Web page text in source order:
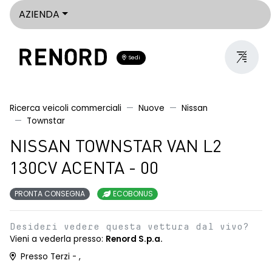
AZIENDA
Sedi
Ricerca veicoli commerciali Nuove
Nissan
Townstar
NISSAN TOWNSTAR VAN L2
130CV ACENTA - 00
PRONTA CONSEGNA ECOBONUS
Desideri vedere questa vettura dal vivo?
Vieni a vederla presso: Renord S.p.a.
Presso Terzi - ,